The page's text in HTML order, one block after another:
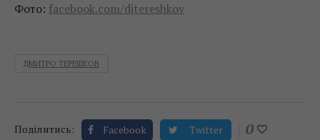
Фото: facebook.com/djtereshkov
ДМИТРО ТЕРЕШКОВ
Поділитись: Facebook Twitter 0